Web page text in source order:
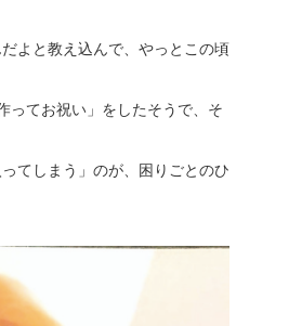
よと教え込んで、やっとこの頃
ってお祝い」をしたそうで、そ
てしまう」のが、困りごとのひ